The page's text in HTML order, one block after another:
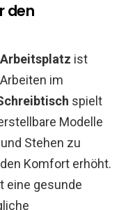
den
ist
im
spielt
Modelle
Stehen zu
Komfort erhöht.
eine gesunde